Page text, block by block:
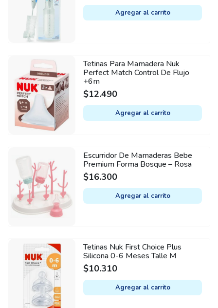
Agregar al carrito
Tetinas Para Mamadera Nuk
Perfect Match Control De Flujo
+6m
$12.490
Agregar al carrito
Escurridor De Mamaderas Bebe
Premium Forma Bosque – Rosa
$16.300
Agregar al carrito
Tetinas Nuk First Choice Plus
Silicona 0-6 Meses Talle M
$10.310
Agregar al carrito